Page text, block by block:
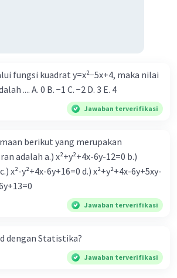
fungsi kuadrat y=x²−5x+4, maka nilai
.... A. 0 B. −1 C. −2 D. 3 E. 4
Jawaban terverifikasi
berikut yang merupakan
6y-12=0 b.)
x²-y²+4x-6y+16=0 d.) x²+y²+4x-6y+5xy-
6y+13=0
Jawaban terverifikasi
dengan Statistika?
Jawaban terverifikasi